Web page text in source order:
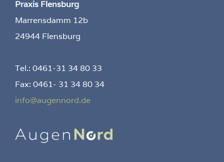
Praxis Flensburg
Marrensdamm 12b
24944 Flensburg
Tel.: 0461-31 34 80 33
Fax: 0461- 31 34 80 34
info@augennord.de